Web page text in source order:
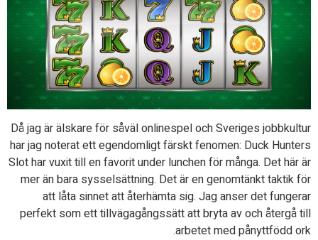
Då jag är älskare för såväl onlinespel och Sveriges jobbkultur
har jag noterat ett egendomligt färskt fenomen: Duck Hunters
Slot har vuxit till en favorit under lunchen för många. Det här är
mer än bara sysselsättning. Det är en genomtänkt taktik för
att låta sinnet att återhämta sig. Jag anser det fungerar
perfekt som ett tillvägagångssätt att bryta av och återgå till
arbetet med pånyttfödd ork.